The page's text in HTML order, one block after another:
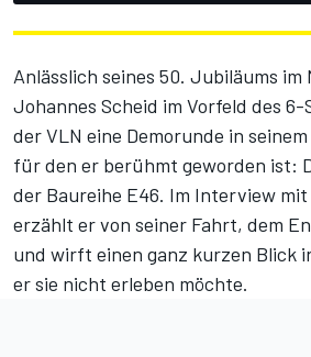
Anlässlich seines 50. Jubiläums
Johannes Scheid im Vorfeld des
der VLN eine Demorunde in
für den er berühmt geworden ist:
der Baureihe E46. Im Interview
erzählt er von seiner Fahrt, dem
und wirft einen ganz kurzen Blick
er sie nicht erleben möchte.